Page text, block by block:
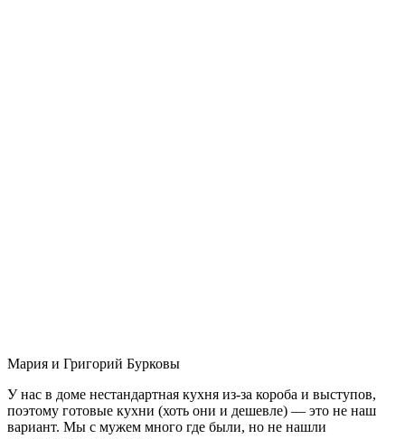
Мария и Григорий Бурковы
У нас в доме нестандартная кухня из-за короба и выступов,
поэтому готовые кухни (хоть они и дешевле) — это не наш
вариант. Мы с мужем много где были, но не нашли